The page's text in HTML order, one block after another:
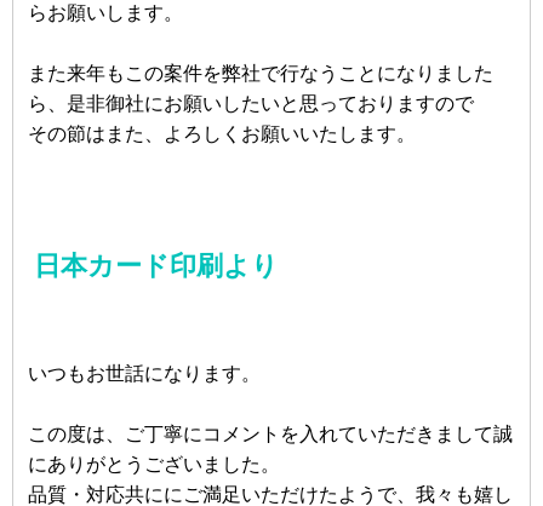
らお願いします。
また来年もこの案件を弊社で行なうことになりました
ら、是非御社にお願いしたいと思っておりますので
その節はまた、よろしくお願いいたします。
日本カード印刷より
いつもお世話になります。
この度は、ご丁寧にコメントを入れていただきまして誠
にありがとうございました。
品質・対応共ににご満足いただけたようで、我々も嬉し